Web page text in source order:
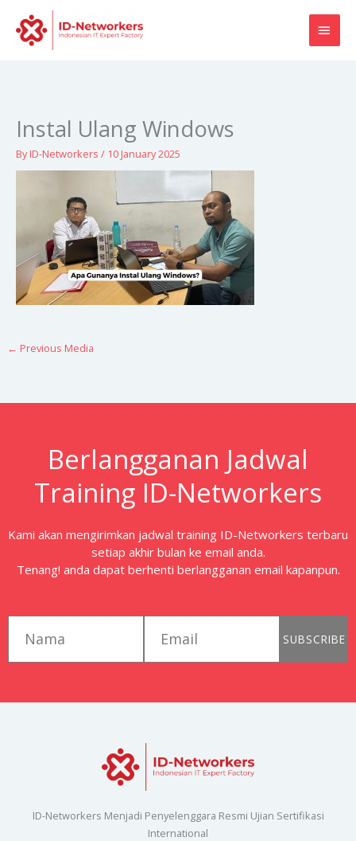
content
Instal Ulang Windows
ByID-Networkers / 10 January 2025
← Previous Media
Berlangganan Jadwal
Training ID-Networkers
Kami akan mengirimkan jadwal training ID-Networkers terbaru
setiap akhir bulan ke email anda.
Tenang! anda dapat berhenti berlangganan email kapanpun.
SUBSCRIBE
ID-Networkers Menjadi Penyelenggara Resmi Ujian Sertifikasi
International